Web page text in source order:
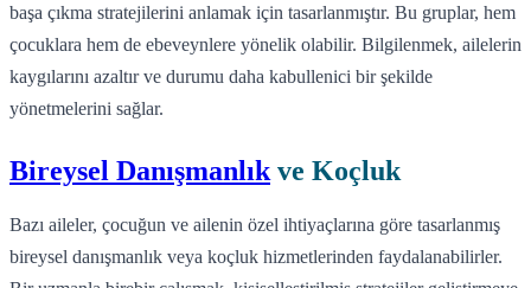
başa çıkma stratejilerini anlamak için tasarlanmıştır. Bu gruplar, hem
çocuklara hem de ebeveynlere yönelik olabilir. Bilgilenmek, ailelerin
kaygılarını azaltır ve durumu daha kabullenici bir şekilde
yönetmelerini sağlar.
Bireysel Danışmanlık ve Koçluk
Bazı aileler, çocuğun ve ailenin özel ihtiyaçlarına göre tasarlanmış
bireysel danışmanlık veya koçluk hizmetlerinden faydalanabilirler.